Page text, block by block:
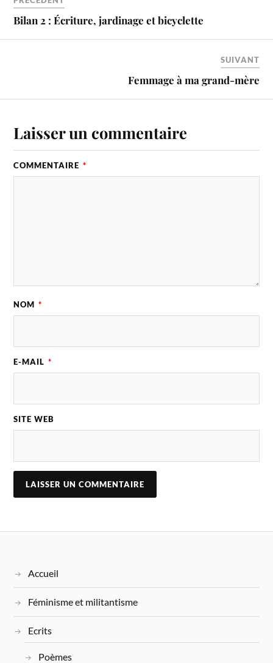
Bilan 2 : Écriture, jardinage et bicyclette
SUIVANT
Femmage à ma grand-mère
Laisser un commentaire
COMMENTAIRE *
NOM *
E-MAIL *
SITE WEB
Accueil
Féminisme et militantisme
Ecrits
Poèmes